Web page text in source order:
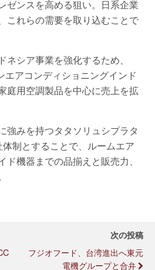
ゼンスを高める狙い。日系企業
これらの需要を取り込むことで
シア事業を強化するため、
アコンディショニングインド
庭用空調製品を中心に売上を拡
強みを持つタタソリュシプラタ
制とすることで、ルームエア
ド機器までの品揃えと販売力、
次の投稿
フジオフード、台湾進出へ東元
電機グループと合弁